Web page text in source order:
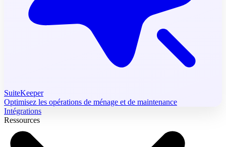
SuiteKeeper
Optimisez les opérations de ménage et de maintenance
Intégrations
Ressources